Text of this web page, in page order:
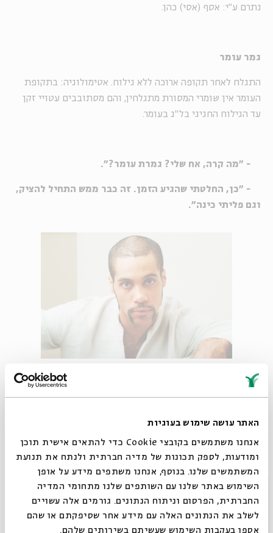
האתר עושה שימוש בעוגיות
אנחנו משתמשים בקובצי Cookie כדי להתאים אישית תוכן
ומודעות, לספק תכונות של מדיה חברתית ולנתח את תנועת
המשתמשים שלנו. בנוסף, אנחנו משתפים מידע על אופן
השימוש באתר שלנו עם השותפים שלנו מתחומי המדיה
החברתית, הפרסום וניתוח הנתונים. גורמים אלה עשויים
לשלב את הנתונים האלה עם מידע אחר שסיפקתם או שהם
אספו בעקבות השימוש שעשיתם בשירותים שלהם.
נתרם ע"י: אסף (אסי) כהן.
גמר עומר
התגלח לאחר תקופה ארוכה ללא גילוח. אטימולוגיה: בתקופת
העומר אין שומרי המסורת מתגלחין, והם מסתובבים עטויי זקן
עד הגילוח החגיגי בל"ג בעומר.
- "מה קרה, אח שלי? גמרת עומר?".
- "כן, החלטתי שהגיע הזמן. זה כבר ממש התחיל להציק,
וגם פליתי כינה".
נתרם ע"י סוטה מיץ
שפם של בן נוער צעיר ביותר, שמתאייפן בכך שהוא קטן, דק ורק
בצדדים – כמו שפם של חתול.
סגור